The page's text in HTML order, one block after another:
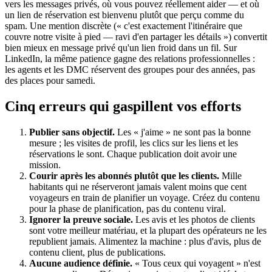
vers les messages privés, où vous pouvez réellement aider — et où
un lien de réservation est bienvenu plutôt que perçu comme du
spam. Une mention discrète (« c'est exactement l'itinéraire que
couvre notre visite à pied — ravi d'en partager les détails ») convertit
bien mieux en message privé qu'un lien froid dans un fil. Sur
LinkedIn, la même patience gagne des relations professionnelles :
les agents et les DMC réservent des groupes pour des années, pas
des places pour samedi.
Cinq erreurs qui gaspillent vos efforts
Publier sans objectif. Les « j'aime » ne sont pas la bonne
mesure ; les visites de profil, les clics sur les liens et les
réservations le sont. Chaque publication doit avoir une
mission.
Courir après les abonnés plutôt que les clients. Mille
habitants qui ne réserveront jamais valent moins que cent
voyageurs en train de planifier un voyage. Créez du contenu
pour la phase de planification, pas du contenu viral.
Ignorer la preuve sociale. Les avis et les photos de clients
sont votre meilleur matériau, et la plupart des opérateurs ne les
republient jamais. Alimentez la machine : plus d'avis, plus de
contenu client, plus de publications.
Aucune audience définie. « Tous ceux qui voyagent » n'est